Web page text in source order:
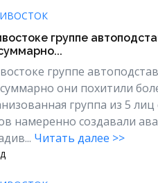
группе
группе
они похитили
группа из 5
намеренно создавали
Читать далее >>